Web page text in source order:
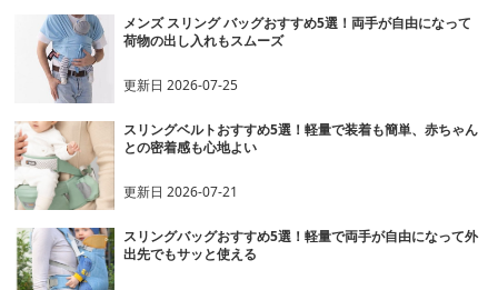
メンズ スリング バッグおすすめ5選！両手が自由になって
荷物の出し入れもスムーズ
更新日2026-07-25
スリングベルトおすすめ5選！軽量で装着も簡単、赤ちゃん
との密着感も心地よい
更新日2026-07-21
スリングバッグおすすめ5選！軽量で両手が自由になって外
出先でもサッと使える